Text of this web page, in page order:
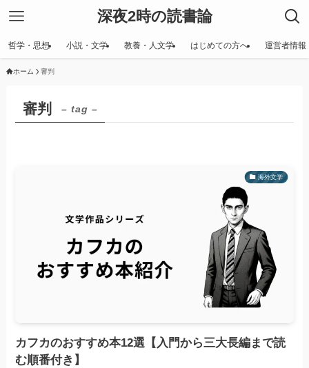
深夜2時の読書論
哲学・思想 小説・文学 教養・人文学 はじめての方へ 運営者情報
ホーム 審判
審判 – tag –
海外文学
カフカのおすすめ本12選【入門から三大長編まで読
む順番付き】